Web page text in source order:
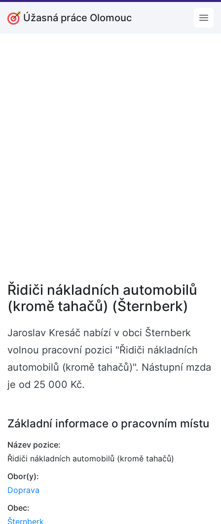
Úžasná práce Olomouc
Řidiči nákladních automobilů
(kromě tahačů) (Šternberk)
Jaroslav Kresáč nabízí v obci Šternberk
volnou pracovní pozici "Řidiči nákladních
automobilů (kromě tahačů)". Nástupní mzda
je od 25 000 Kč.
Základní informace o pracovním místu
Název pozice:
Řidiči nákladních automobilů (kromě tahačů)
Obor(y):
Doprava
Obec:
Šternberk